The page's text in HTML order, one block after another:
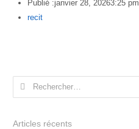
Publié :janvier 28, 20263:25 pm
Author
recit
Rechercher :
Articles récents